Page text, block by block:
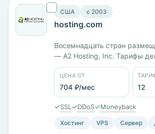
США c 2003
hosting.com
Восемнадцать стран
— A2 Hosting, Inc. Тарифы
самостоятельные и
Unmanaged Launch 1 с 1 ГБ
703 ₽/мес, Managed Takeoff
4 ГБ — 6025 ₽/мес, Takeoff
8 ГБ — 8216 ₽/мес. Панели
ЦЕНА ОТ
704 ₽/мес 12
✓SSL ✓DDoS✓Moneyback
Хостинг VPS Сервер